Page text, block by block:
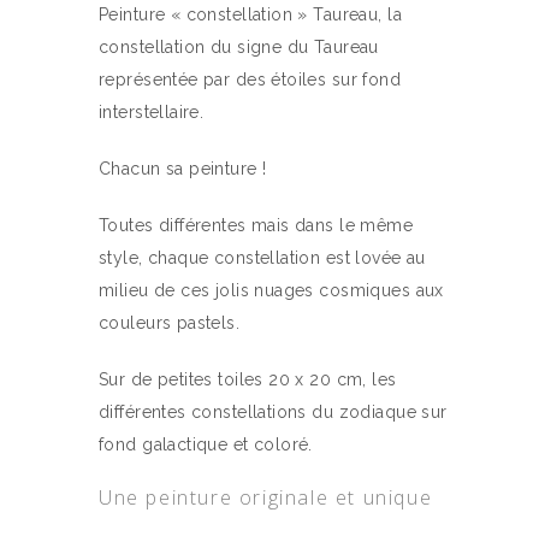
Peinture « constellation » Taureau, la
constellation du signe du Taureau
représentée par des étoiles sur fond
interstellaire.
Chacun sa peinture !
Toutes différentes mais dans le même
style, chaque constellation est lovée au
milieu de ces jolis nuages cosmiques aux
couleurs pastels.
Sur de petites toiles 20 x 20 cm, les
différentes constellations du zodiaque sur
fond galactique et coloré.
Une peinture originale et unique